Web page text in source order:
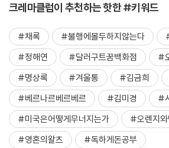
크레마클럽이 추천하는 핫한 #키워드
#채록 #불행에몰두하지않는다
#정해연
#달러구트꿈백화점
#
#명상록
#겨울통 #김금희
#베르나르베르베르
#김미경
#
#미국은어떻게무너지는가
#오렌지와
#영혼의왈츠
#독하게돈공부